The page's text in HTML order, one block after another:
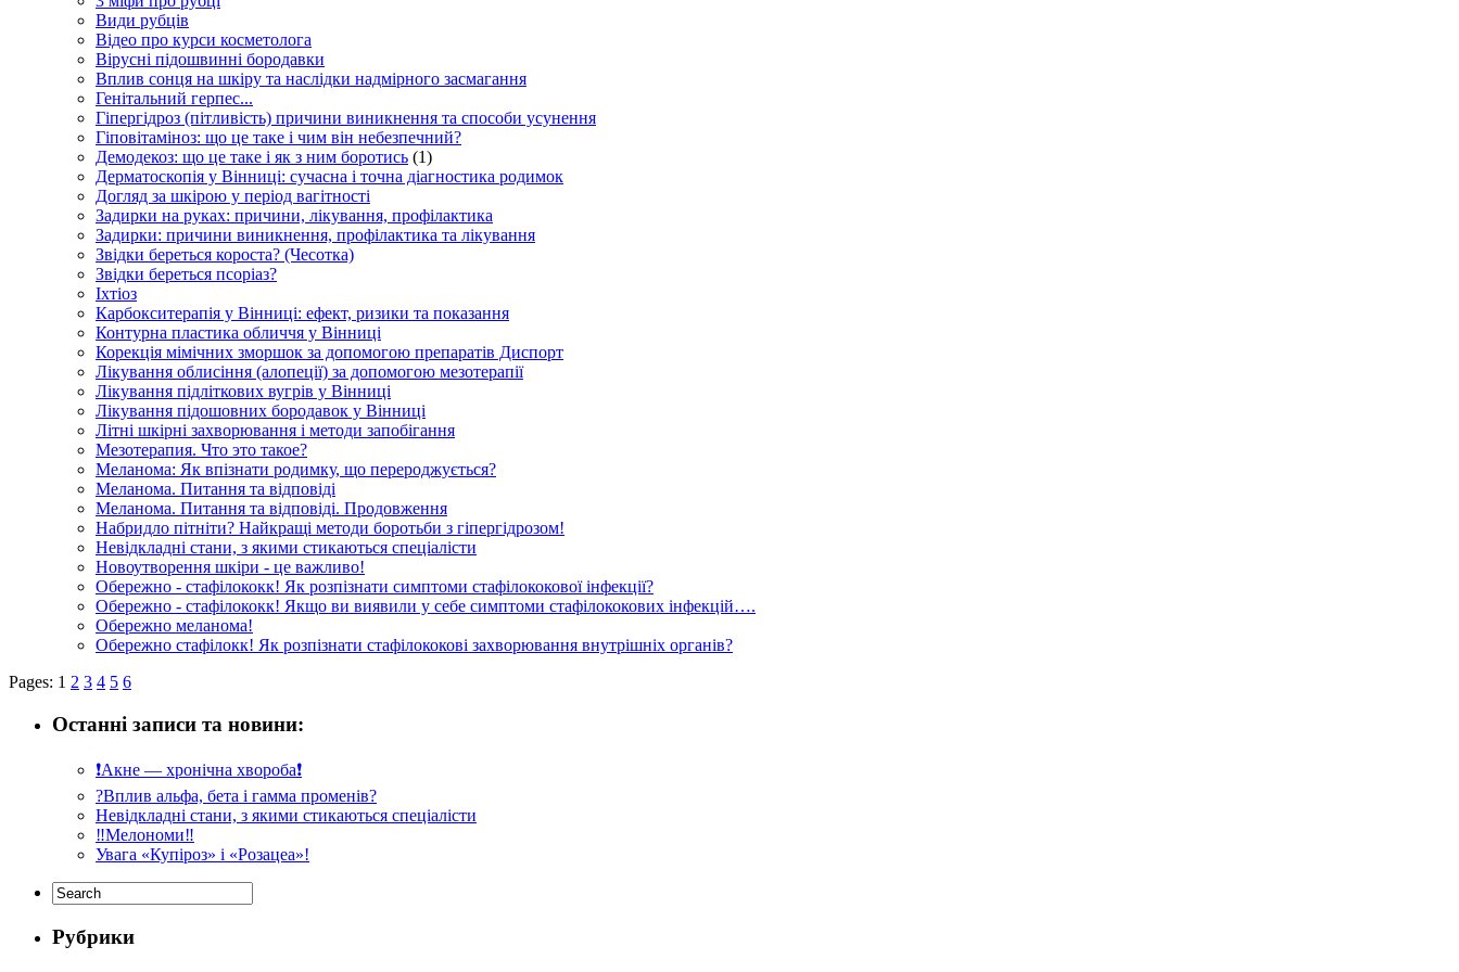
Види рубців
Відео про курси косметолога
Вірусні підошвинні бородавки
Вплив сонця на шкіру та наслідки надмірного засмагання
Генітальний герпес...
Гіпергідроз (пітливість) причини виникнення та способи усунення
Гіповітаміноз: що це таке і чим він небезпечний?
Демодекоз: що це таке і як з ним боротись (1)
Дерматоскопія у Вінниці: сучасна і точна діагностика родимок
Догляд за шкірою у період вагітності
Задирки на руках: причини, лікування, профілактика
Задирки: причини виникнення, профілактика та лікування
Звідки береться короста? (Чесотка)
Звідки береться псоріаз?
Іхтіоз
Карбокситерапія у Вінниці: ефект, ризики та показання
Контурна пластика обличчя у Вінниці
Корекція мімічних зморшок за допомогою препаратів Диспорт
Лікування облисіння (алопеції) за допомогою мезотерапії
Лікування підліткових вугрів у Вінниці
Лікування підошовних бородавок у Вінниці
Літні шкірні захворювання і методи запобігання
Мезотерапия. Что это такое?
Меланома: Як впізнати родимку, що перероджується?
Меланома. Питання та відповіді
Меланома. Питання та відповіді. Продовження
Набридло пітніти? Найкращі методи боротьби з гіпергідрозом!
Невідкладні стани, з якими стикаються спеціалісти
Новоутворення шкіри - це важливо!
Обережно - стафілококк! Як розпізнати симптоми стафілококової інфекції?
Обережно - стафілококк! Якщо ви виявили у себе симптоми стафілококових інфекцій….
Обережно меланома!
Обережно стафілокк! Як розпізнати стафілококові захворювання внутрішніх органів?
Pages: 1 2 3 4 5 6
Останні записи та новини:
❗️Акне — хронічна хвороба❗️
?Вплив альфа, бета і гамма променів?
Невідкладні стани, з якими стикаються спеціалісти
‼️Мелономи‼️
Увага «Купіроз» і «Розацеа»!
Рубрики